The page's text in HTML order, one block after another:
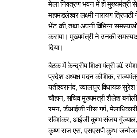
मेला नियंत्रण भवन में ही मुख्यमंत्री
महामंडलेश्वर लक्ष्मी नारायण
भेंट की, तथा अपनी विभिन्न
कराया। मुख्यमंत्री ने उनकी
दिया।
बैठक में केन्द्रीय शिक्षा मंत्री डॉ.
प्रदेश अध्यक्ष मदन कौशिक,
यतीश्वरानंद, ज्वालापुर विधायक
चौहान, सचिव मुख्यमंत्री शैलेश
रमन, डीआईजी नीरू गर्ग,
रविशंकर, आईजी कुम्भ संजय गुंज्याल,
कृष्ण राज एस, एसएसपी कुम्भ